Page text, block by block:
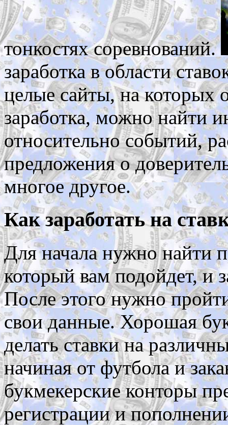
тонкостях соревнований.
заработка в области
целые сайты, на которых
заработка, можно найти
относительно событий,
предложения о
многое другое.
Как заработать на
Для начала нужно найти
который вам подойдет, и
После этого нужно
свои данные. Хорошая
делать ставки на
начиная от футбола и
букмекерские конторы
регистрации и